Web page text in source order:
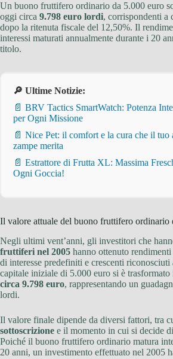
Un buono fruttifero ordinario da 5.000 euro
oggi circa 9.798 euro lordi, corrispondenti a
dopo la ritenuta fiscale del 12,50%. Il
interessi maturati annualmente durante i 20
titolo.
🔎 Ultime Notizie:
📄 BRV Tactics SmartWatch: Potenza
per Ogni Missione
📄 Nice Pet: il comfort e la cura che il tuo
zampe merita
📄 Estrattore di Frutta XL: Massima
Ogni Goccia!
Il valore attuale del buono fruttifero ordinario
Negli ultimi vent’anni, gli investitori che
fruttiferi nel 2005 hanno ottenuto
di interesse predefiniti e crescenti
capitale iniziale di 5.000 euro si è
circa 9.798 euro, rappresentando un
lordi.
Il valore finale dipende da diversi fattori, tra
sottoscrizione e il momento in cui si decide
Poiché il buono fruttifero ordinario matura
20 anni, un investimento effettuato nel 2005